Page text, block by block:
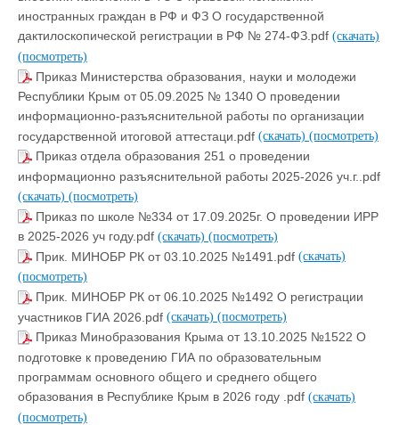
иностранных граждан в РФ и ФЗ О государственной
дактилоскопической регистрации в РФ № 274-ФЗ.pdf (скачать)
(посмотреть)
Приказ Министерства образования, науки и молодежи
Республики Крым от 05.09.2025 № 1340 О проведении
информационно-разъяснительной работы по организации
государственной итоговой аттестаци.pdf (скачать) (посмотреть)
Приказ отдела образования 251 о проведении
информационно разъяснительной работы 2025-2026 уч.г..pdf
(скачать) (посмотреть)
Приказ по школе №334 от 17.09.2025г. О проведении ИРР
в 2025-2026 уч году.pdf (скачать) (посмотреть)
Прик. МИНОБР РК от 03.10.2025 №1491.pdf (скачать)
(посмотреть)
Прик. МИНОБР РК от 06.10.2025 №1492 О регистрации
участников ГИА 2026.pdf (скачать) (посмотреть)
Приказ Минобразования Крыма от 13.10.2025 №1522 О
подготовке к проведению ГИА по образовательным
программам основного общего и среднего общего
образования в Республике Крым в 2026 году .pdf (скачать)
(посмотреть)